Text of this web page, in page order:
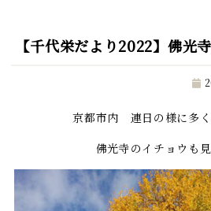
【千代栄だより2022】佛光
京都市内 連日の様に多く
佛光寺のイチョウも見